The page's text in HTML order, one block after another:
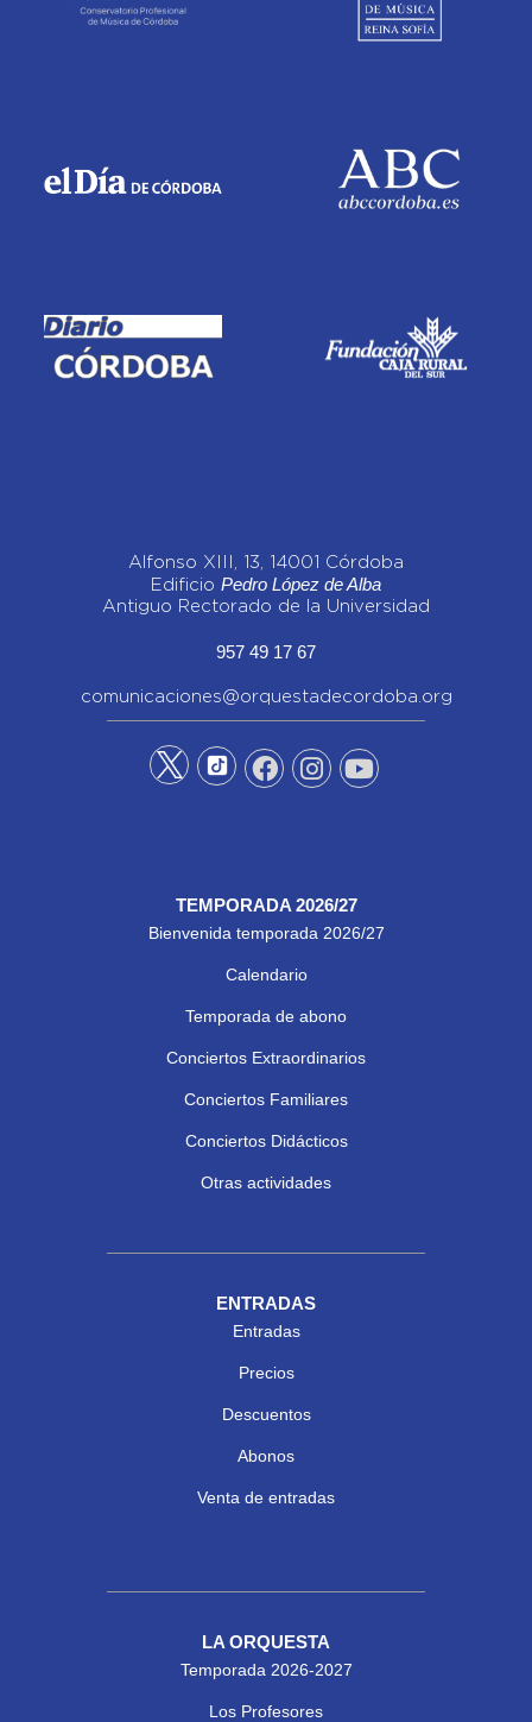
Alfonso XIII, 13, 14001 Córdoba
Edificio Pedro López de Alba
Antiguo Rectorado de la Universidad
957 49 17 67
comunicaciones@orquestadecordoba.org
TEMPORADA 2026/27
Bienvenida temporada 2026/27
Calendario
Temporada de abono
Conciertos Extraordinarios
Conciertos Familiares
Conciertos Didácticos
Otras actividades
ENTRADAS
Entradas
Precios
Descuentos
Abonos
Venta de entradas
LA ORQUESTA
Temporada 2026-2027
Los Profesores